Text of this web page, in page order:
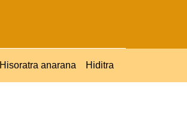
Hisoratra anarana Hiditra